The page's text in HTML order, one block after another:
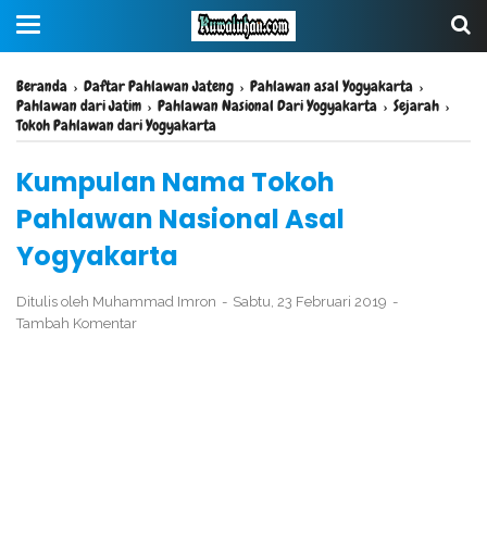
Beranda › Daftar Pahlawan Jateng › Pahlawan asal Yogyakarta ›
Pahlawan dari Jatim › Pahlawan Nasional Dari Yogyakarta › Sejarah ›
Tokoh Pahlawan dari Yogyakarta
Kumpulan Nama Tokoh
Pahlawan Nasional Asal
Yogyakarta
Ditulis oleh Muhammad Imron
Sabtu, 23 Februari 2019
Tambah Komentar